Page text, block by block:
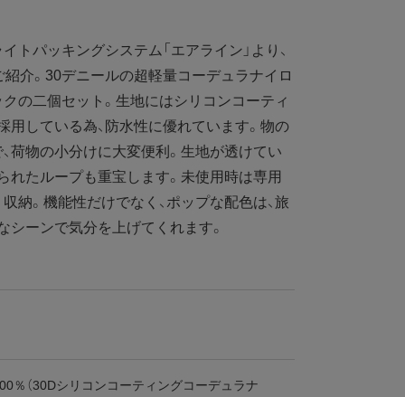
トパッキングシステム「エアライン」より、
紹介。30デニールの超軽量コーデュラナイロ
の二個セット。生地にはシリコンコーティ
用している為、防水性に優れています。物の
荷物の小分けに大変便利。生地が透けてい
れたループも重宝します。未使用時は専用
納。機能性だけでなく、ポップな配色は、旅
シーンで気分を上げてくれます。
％（30Dシリコンコーティングコーデュラナ